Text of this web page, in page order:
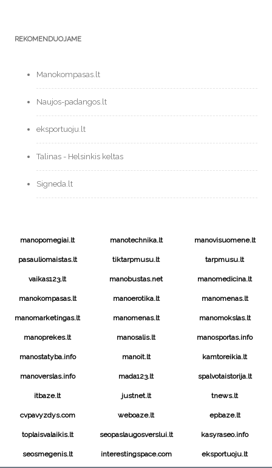
REKOMENDUOJAME
Manokompasas.lt
Naujos-padangos.lt
eksportuoju.lt
Talinas - Helsinkis keltas
Signeda.lt
manopomegiai.lt manotechnika.lt manovisuomene.lt
pasauliomaistas.lt tiktarpmusu.lt tarpmusu.lt
vaikas123.lt manobustas.net manomedicina.lt
manokompasas.lt manoerotika.lt manomenas.lt
manomarketingas.lt manomenas.lt manomokslas.lt
manoprekes.lt manosalis.lt manosportas.info
manostatyba.info manoit.lt kamtoreikia.lt
manoverslas.info mada123.lt spalvotaistorija.lt
itbaze.lt justnet.lt tnews.lt
cvpavyzdys.com weboaze.lt epbaze.lt
toplaisvalaikis.lt seopaslaugosverslui.lt kasyraseo.info
seosmegenis.lt interestingspace.com eksportuoju.lt